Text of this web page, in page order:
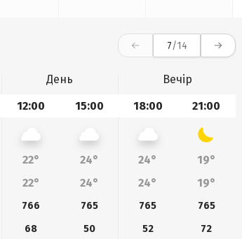
7/14
День
Вечір
12:00 15:00 18:00 21:00
22° 24° 24°
19°
22° 24° 24° 19°
766 765 765
765
68 50 52
72